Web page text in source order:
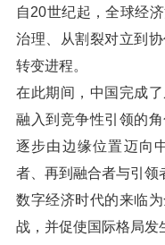
自20世纪起，全球经
治理、从割裂对立到
转变进程。
在此期间，中国完成
融入到竞争性引领的
逐步由边缘位置迈向
者、再到融合者与引领
数字经济时代的来临
战，并促使国际格局发